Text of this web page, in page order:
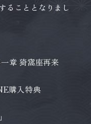
ることとなりまし
章 猗窩座再来
購入特典